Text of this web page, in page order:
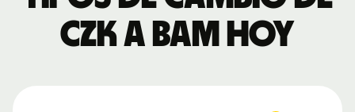
CZK a BAM hoy